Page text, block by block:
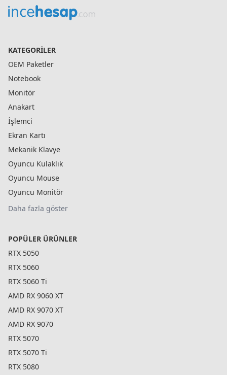
KATEGORILER
OEM Paketler
Notebook
Monitör
Anakart
İşlemci
Ekran Kartı
Mekanik Klavye
Oyuncu Kulaklık
Oyuncu Mouse
Oyuncu Monitör
Daha fazla göster
POPÜLER ÜRÜNLER
RTX 5050
RTX 5060
RTX 5060 Ti
AMD RX 9060 XT
AMD RX 9070 XT
AMD RX 9070
RTX 5070
RTX 5070 Ti
RTX 5080